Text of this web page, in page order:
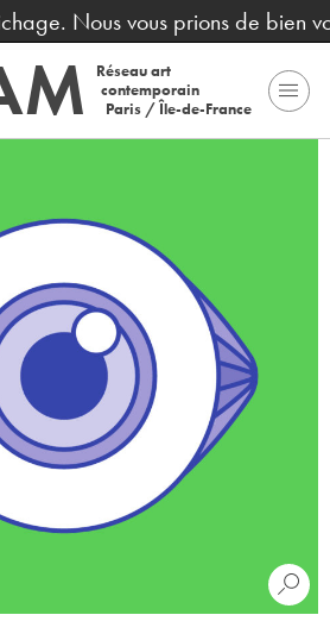
Nous vous prions de bien
Réseau art
contemporain
Paris / Île-de-France